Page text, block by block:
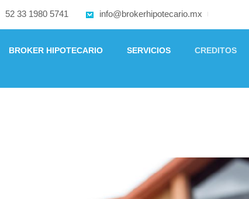
52 33 1980 5741 info@brokerhipotecario.mx
BROKER HIPOTECARIO SERVICIOS CREDITOS